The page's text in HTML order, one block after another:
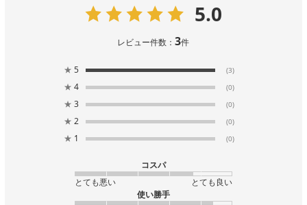
5.0
レビュー件数：3件
★ 5 (3)
★ 4 (0)
★ 3 (0)
★ 2 (0)
★ 1 (0)
コスパ
とても悪い
とても良い
使い勝手